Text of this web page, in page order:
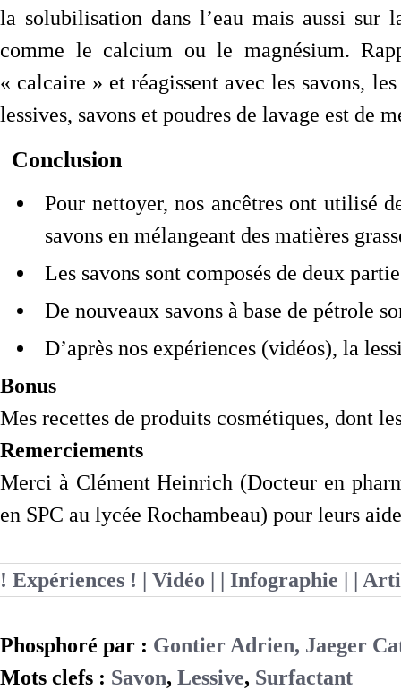
la solubilisation dans l’eau mais aussi sur
comme le calcium ou le magnésium.
« calcaire » et réagissent avec les savons,
lessives, savons et poudres de lavage est de
Conclusion
Pour nettoyer, nos ancêtres ont utilisé
savons en mélangeant des matières
Les savons sont composés de deux
De nouveaux savons à base de pétrole
D’après nos expériences (vidéos), la
Bonus
Mes recettes de produits cosmétiques, dont
Remerciements
Merci à Clément Heinrich​ (Docteur en
en SPC au lycée Rochambeau) pour leurs
! Expériences ! | Vidéo | | Infographie | |
Phosphoré par : Gontier Adrien, Jaeger
Mots clefs : Savon, Lessive, Surfactant